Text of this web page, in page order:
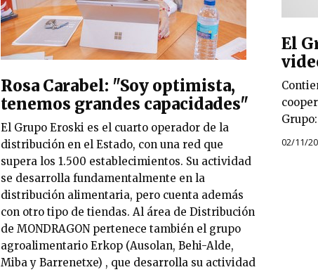
Rosa Carabel: "Soy optimista,
tenemos grandes capacidades"
El Grupo Eroski es el cuarto operador de la
distribución en el Estado, con una red que
supera los 1.500 establecimientos. Su actividad
se desarrolla fundamentalmente en la
distribución alimentaria, pero cuenta además
con otro tipo de tiendas. Al área de Distribución
de MONDRAGON pertenece también el grupo
agroalimentario Erkop (Ausolan, Behi-Alde,
Miba y Barrenetxe) , que desarrolla su actividad
El
02/11/